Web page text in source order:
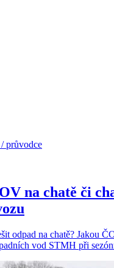
průvodce
na chatě či
odpad na chatě? Jakou
vod STMH při